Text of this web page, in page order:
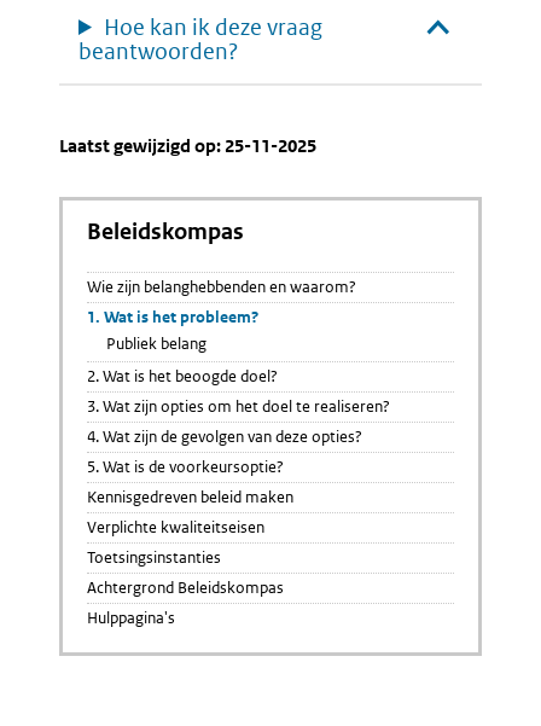
Hoe kan ik deze vraag
beantwoorden?
Laatst gewijzigd op: 25-11-2025
Beleidskompas
Wie zijn belanghebbenden en waarom?
1. Wat is het probleem?
Publiek belang
2. Wat is het beoogde doel?
3. Wat zijn opties om het doel te realiseren?
4. Wat zijn de gevolgen van deze opties?
5. Wat is de voorkeursoptie?
Kennisgedreven beleid maken
Verplichte kwaliteitseisen
Toetsingsinstanties
Achtergrond Beleidskompas
Hulppagina's